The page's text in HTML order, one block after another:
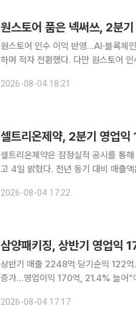
원스토어 품은 넥써쓰, 2분
원스토어 인수 이익 반영…AI·블록체인 게임 플랫폼 구
하며 적자 전환했다. 다만 원스토어
고 4일 공시했다. 매출은 전
2026-08-04 18:21
셀트리온제약, 2분기 영업
셀트리온제약은 잠정실적 공시를 통
고 4일 밝혔다. 전년 동기 대비 매출
케미컬 의약품의 안정적인 판매 실적
2026-08-04 17:22
삼양패키징, 상반기 영업익
상반기 매출 2248억·당기순익 122
증가...영업이익 170억, 21.4% 늘어“
용 절감 노력에 힘입어 큰 폭의 실적
2026-08-04 17:17